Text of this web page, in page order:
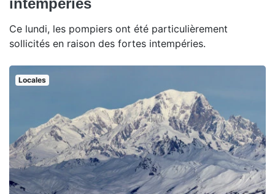
Ce lundi, les pompiers ont été particulièrement
sollicités en raison des fortes intempéries.
Locales